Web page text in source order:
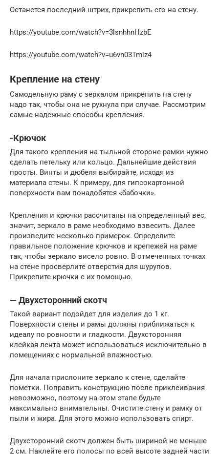
Останется последний штрих, прикрепить его на стену.
https://youtube.com/watch?v=3lsnhhnHzbE
https://youtube.com/watch?v=u6vn03Tmiz4
Крепление на стену
Самодельную раму с зеркалом прикрепить на стену
надо так, чтобы она не рухнула при случае. Рассмотрим
самые надежные способы крепления.
-Крючок
Для такого крепления на тыльной стороне рамки нужно
сделать петельку или кольцо. Дальнейшие действия
просты. Винты и дюбеля выбирайте, исходя из
материала стены. К примеру, для гипсокартонной
поверхности вам понадобятся «бабочки».
Крепления и крючки рассчитаны на определенный вес,
значит, зеркало в раме необходимо взвесить. Далее
произведите несколько примерок. Определите
правильное положение крючков и крепежей на раме
так, чтобы зеркало висело ровно. В отмеченных точках
на стене просверлите отверстия для шурупов.
Прикрепите крючки с их помощью.
— Двухсторонний скотч
Такой вариант подойдет для изделия до 1 кг.
Поверхности стены и рамы должны приближаться к
идеалу по ровности и гладкости. Двухсторонняя
клейкая лента может использоваться исключительно в
помещениях с нормальной влажностью.
Для начала прислоните зеркало к стене, сделайте
пометки. Поправить конструкцию после приклеивания
невозможно, поэтому на этом этапе будьте
максимально внимательны. Очистите стену и рамку от
пыли и жира. Для этого можно использовать спирт.
Двухсторонний скотч должен быть шириной не меньше
2 см. Наклейте его полосы по всей высоте задней части